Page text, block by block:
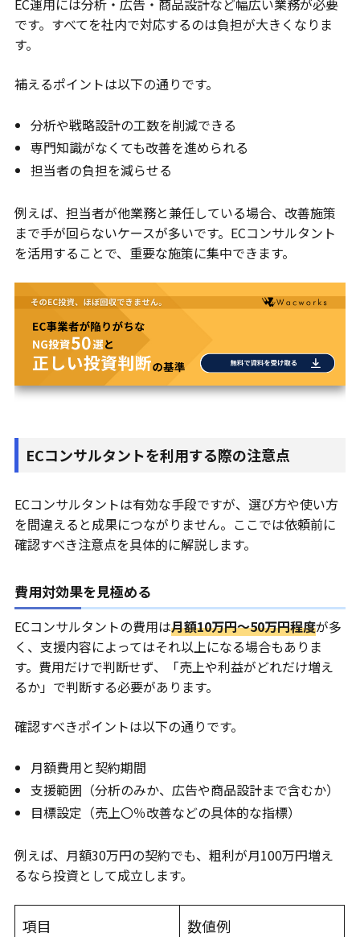
です。すべてを社内で対応するのは負担が大きくなりま
す。
補えるポイントは以下の通りです。
分析や戦略設計の工数を削減できる
専門知識がなくても改善を進められる
担当者の負担を減らせる
例えば、担当者が他業務と兼任している場合、改善施策
まで手が回らないケースが多いです。ECコンサルタント
を活用することで、重要な施策に集中できます。
ECコンサルタントを利用する際の注意点
ECコンサルタントは有効な手段ですが、選び方や使い方
を間違えると成果につながりません。ここでは依頼前に
確認すべき注意点を具体的に解説します。
費用対効果を見極める
ECコンサルタントの費用は月額10万円〜50万円程度が多
く、支援内容によってはそれ以上になる場合もありま
す。費用だけで判断せず、「売上や利益がどれだけ増え
るか」で判断する必要があります。
確認すべきポイントは以下の通りです。
月額費用と契約期間
支援範囲（分析のみか、広告や商品設計まで含むか）
目標設定（売上〇％改善などの具体的な指標）
例えば、月額30万円の契約でも、粗利が月100万円増え
るなら投資として成立します。
項目
数値例